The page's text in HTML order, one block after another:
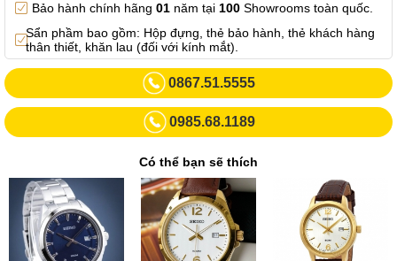
0982.769.887
Showroom 3: Số 87 Trương Định - Hai Bà Trưng - Hà Nội.
0969102552
Số 55 Trần Đăng Ninh – Cầu Giấy – Hà Nội
0963264832
02437836542
Số 8 Trần Duy Hưng - Cầu Giấy - Hà Nội
02432232319
Số 413 Quang Trung - Hà Đông - Hà Nội
Bảo hành chính hãng 01 năm tại 100 Showrooms toàn quốc.
Sẩn phầm bao gồm: Hộp đựng, thẻ bảo hành, thẻ khách hàng
thân thiết, khăn lau (đối với kính mắt).
0867.51.5555
0985.68.1189
Có thể bạn sẽ thích